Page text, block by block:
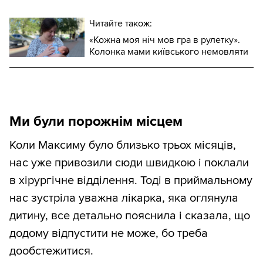
Читайте також:
«Кожна моя ніч мов гра в рулетку».
Колонка мами київського немовляти
Ми були порожнім місцем
Коли Максиму було близько трьох місяців,
нас уже привозили сюди швидкою і поклали
в хірургічне відділення. Тоді в приймальному
нас зустріла уважна лікарка, яка оглянула
дитину, все детально пояснила і сказала, що
додому відпустити не може, бо треба
дообстежитися.